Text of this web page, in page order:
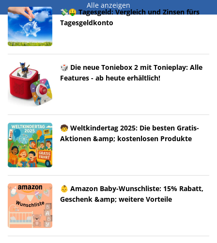
Alle anzeigen
💸🤑 Tagesgeld: Vergleich und Zinsen fürs
Tagesgeldkonto
🎲 Die neue Toniebox 2 mit Tonieplay: Alle
Features - ab heute erhältlich!
🧒 Weltkindertag 2025: Die besten Gratis-
Aktionen &amp; kostenlosen Produkte
👶 Amazon Baby-Wunschliste: 15% Rabatt,
Geschenk &amp; weitere Vorteile